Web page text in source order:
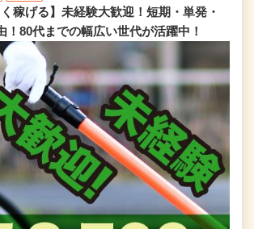
く稼げる】未経験大歓迎！短期・単発・
！80代までの幅広い世代が活躍中！